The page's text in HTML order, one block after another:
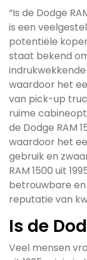
“Is de Dodge
is een
potentiële
staat bekend
waardoor het
van pick-up
ruime
de Dodge RAM
waardoor het
gebruik en
RAM 1500 uit
betrouwbare
reputatie van
Is de
Veel mensen